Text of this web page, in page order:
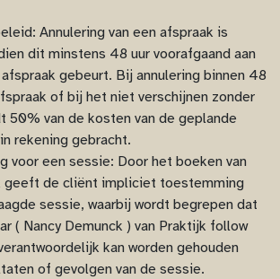
Annulering van een afspraak is
dit minstens 48 uur voorafgaand aan
gebeurt. Bij annulering binnen 48
of bij het niet verschijnen zonder
50% van de kosten van de geplande
rekening gebracht.
voor een sessie: Door het boeken van
geeft de cliënt impliciet toestemming
sessie, waarbij wordt begrepen dat
( Nancy Demunck ) van Praktijk follow
kan worden gehouden
of gevolgen van de sessie.